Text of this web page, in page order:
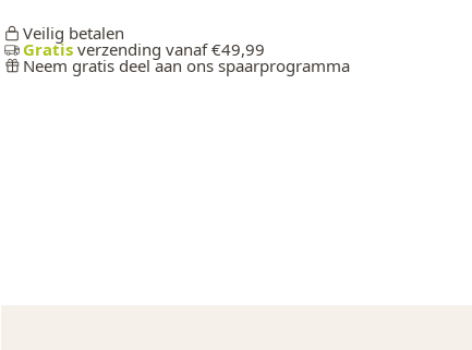
Veilig betalen
Gratis verzending vanaf €49,99
Neem gratis deel aan ons spaarprogramma